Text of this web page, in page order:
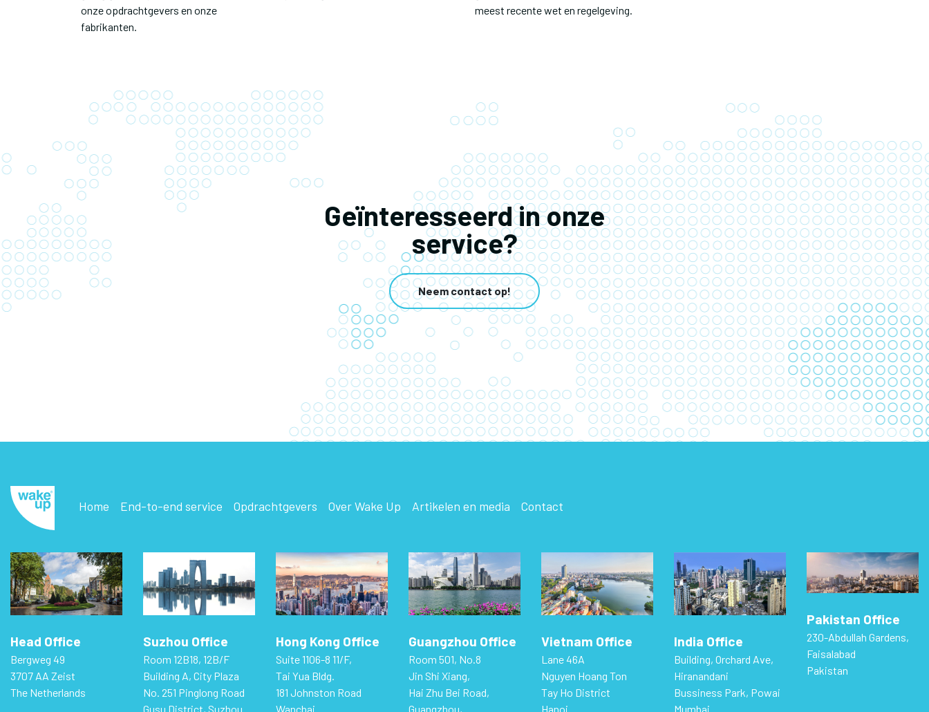
onze opdrachtgevers en onze
fabrikanten.
meest recente wet en regelgeving.
Geïnteresseerd in onze
service?
Neem contact op!
Home End-to-end service Opdrachtgevers Over Wake Up Artikelen en media Contact
Head Office
Bergweg 49
3707 AA Zeist
The Netherlands
Suzhou Office
Room 12B18, 12B/F
Building A, City Plaza
No. 251 Pinglong Road
Gusu District, Suzhou
Hong Kong Office
Suite 1106-8 11/F,
Tai Yua Bldg.
181 Johnston Road
Wanchai
Guangzhou Office
Room 501, No.8
Jin Shi Xiang,
Hai Zhu Bei Road,
Guangzhou,
Vietnam Office
Lane 46A
Nguyen Hoang Ton
Tay Ho District
Hanoi
India Office
Building, Orchard Ave,
Hiranandani
Bussiness Park, Powai
Mumbai
Pakistan Office
230-Abdullah Gardens,
Faisalabad
Pakistan